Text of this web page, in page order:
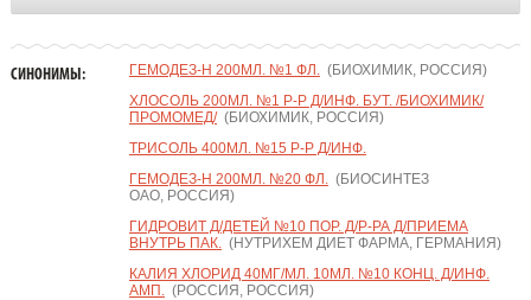
СИНОНИМЫ: ГЕМОДЕЗ-Н 200МЛ. №1 ФЛ.(БИОХИМИК, РОССИЯ)
ХЛОСОЛЬ 200МЛ. №1 Р-Р Д/ИНФ. БУТ. /БИОХИМИК/
ПРОМОМЕД/(БИОХИМИК, РОССИЯ)
ТРИСОЛЬ 400МЛ. №15 Р-Р Д/ИНФ.
ГЕМОДЕЗ-Н 200МЛ. №20 ФЛ.(БИОСИНТЕЗ
ОАО, РОССИЯ)
ГИДРОВИТ Д/ДЕТЕЙ №10 ПОР. Д/Р-РА Д/ПРИЕМА
ВНУТРЬ ПАК.(НУТРИХЕМ ДИЕТ ФАРМА, ГЕРМАНИЯ)
КАЛИЯ ХЛОРИД 40МГ/МЛ. 10МЛ. №10 КОНЦ. Д/ИНФ.
АМП.(РОССИЯ, РОССИЯ)